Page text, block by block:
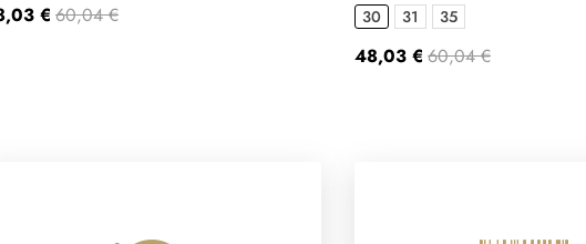
€ 60,04 € 30 31 35
48,03 € 60,04 €